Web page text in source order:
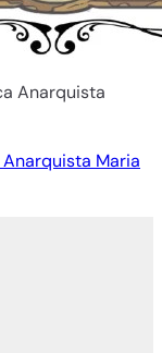
Anarquista
Maria